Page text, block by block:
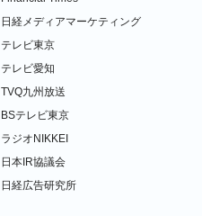
日経メディアマーケティング
テレビ東京
テレビ愛知
TVQ九州放送
BSテレビ東京
ラジオNIKKEI
日本IR協議会
日経広告研究所